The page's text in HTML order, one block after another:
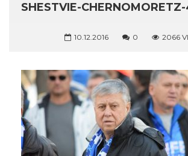
SHESTVIE-
10.12.2016 0 2066